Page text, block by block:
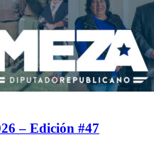
– Edición #47